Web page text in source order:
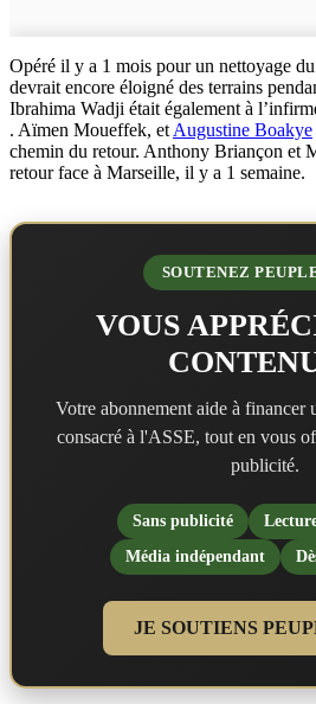
Opéré il y a 1 mois pour un nettoyage
devrait encore éloigné des terrains
Ibrahima Wadji était également à
. Aïmen Moueffek, et Augustine Boakye
chemin du retour. Anthony Briançon et
retour face à Marseille, il y a 1 semaine.
SOUTENEZ
VOUS
Votre abonnement aide à financer
consacré à l'ASSE, tout en vous
publicité.
Sans publicité
Média indépendant
JE SOUTIENS